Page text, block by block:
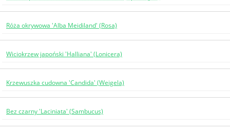
Róża okrywowa 'Alba Meidiland' (Rosa)
Wiciokrzew japoński 'Halliana' (Lonicera)
Krzewuszka cudowna 'Candida' (Weigela)
Bez czarny 'Laciniata' (Sambucus)